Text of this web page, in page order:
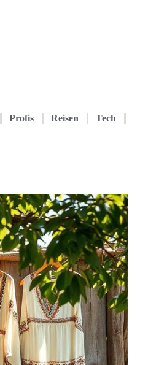
Profis Reisen Tech